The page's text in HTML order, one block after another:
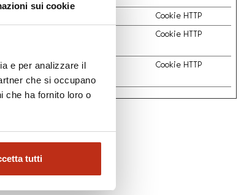
sui cookie
e per analizzare il
che si occupano
che ha fornito loro o
tutti
Cookie HTTP
Cookie HTTP
Session Cookie HTTP